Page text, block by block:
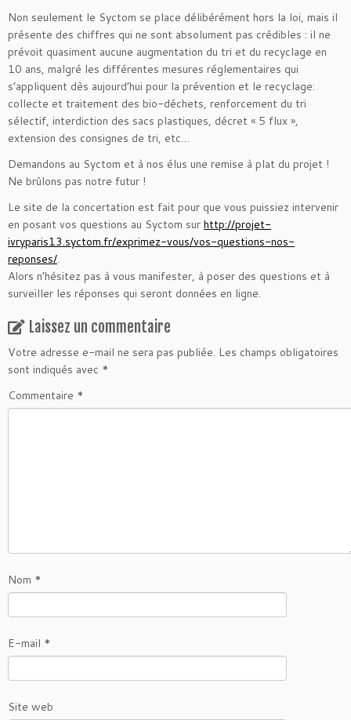
Non seulement le Syctom se place délibérément hors la loi, mais il
présente des chiffres qui ne sont absolument pas crédibles : il ne
prévoit quasiment aucune augmentation du tri et du recyclage en
10 ans, malgré les différentes mesures réglementaires qui
s’appliquent dès aujourd’hui pour la prévention et le recyclage:
collecte et traitement des bio-déchets, renforcement du tri
sélectif, interdiction des sacs plastiques, décret « 5 flux »,
extension des consignes de tri, etc…
Demandons au Syctom et à nos élus une remise à plat du projet !
Ne brûlons pas notre futur !
Le site de la concertation est fait pour que vous puissiez intervenir
en posant vos questions au Syctom sur http://projet-
ivryparis13.syctom.fr/exprimez-vous/vos-questions-nos-
reponses/.
Alors n’hésitez pas à vous manifester, à poser des questions et à
surveiller les réponses qui seront données en ligne.
Laissez un commentaire
Votre adresse e-mail ne sera pas publiée. Les champs obligatoires
sont indiqués avec *
Commentaire *
Nom *
E-mail *
Site web